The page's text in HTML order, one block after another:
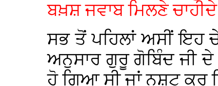
ਬਖ਼ਸ਼ ਜਵਾਬ ਮਿਲਣੇ
ਸਭ ਤੋਂ ਪਹਿਲਾਂ ਅਸੀਂ ਇਹ
ਅਨੁਸਾਰ ਗੁਰੂ ਗੋਬਿੰਦ ਜੀ
ਹੋ ਗਿਆ ਸੀ ਜਾਂ ਨਸ਼ਟ ਕਰ